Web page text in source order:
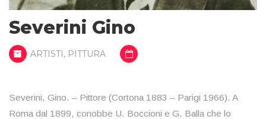
Severini Gino
ARTISTI, PITTURA
Severini, Gino. – Pittore (Cortona 1883 – Parigi 1966). A
Roma dal 1899, conobbe U. Boccioni e G. Balla che lo